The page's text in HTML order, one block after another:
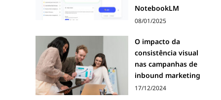
NotebookLM
08/01/2025
O impacto da
consistência visual
nas campanhas de
inbound marketing
17/12/2024